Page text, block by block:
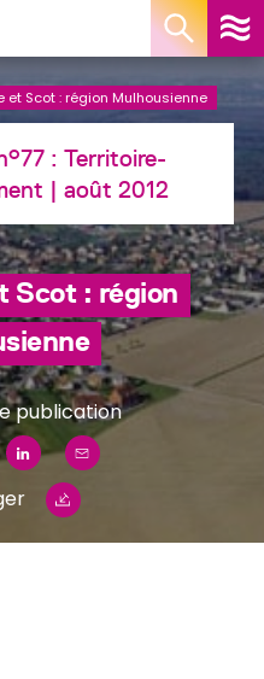
et Scot : région Mulhousienne
: Territoire-
| août 2012
Scot : région
publication